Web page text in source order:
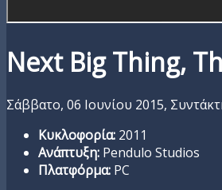
Next Big Thing,
Σάββατο, 06 Ιουνίου 2015,
Κυκλοφορία: 2011
Ανάπτυξη: Pendulo Studios
Πλατφόρμα: PC